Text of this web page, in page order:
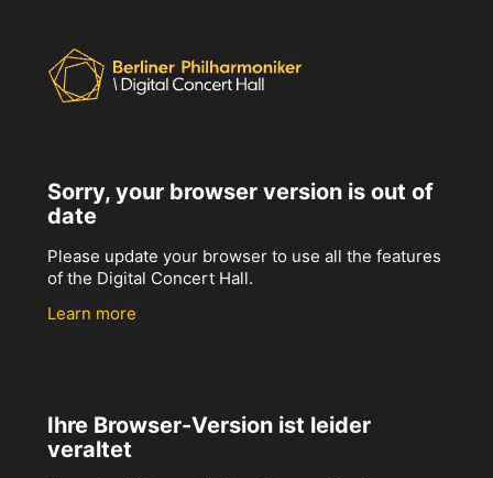
Sorry, your browser version is out of
date
Please update your browser to use all the features
of the Digital Concert Hall.
Learn more
Ihre Browser-Version ist leider
veraltet